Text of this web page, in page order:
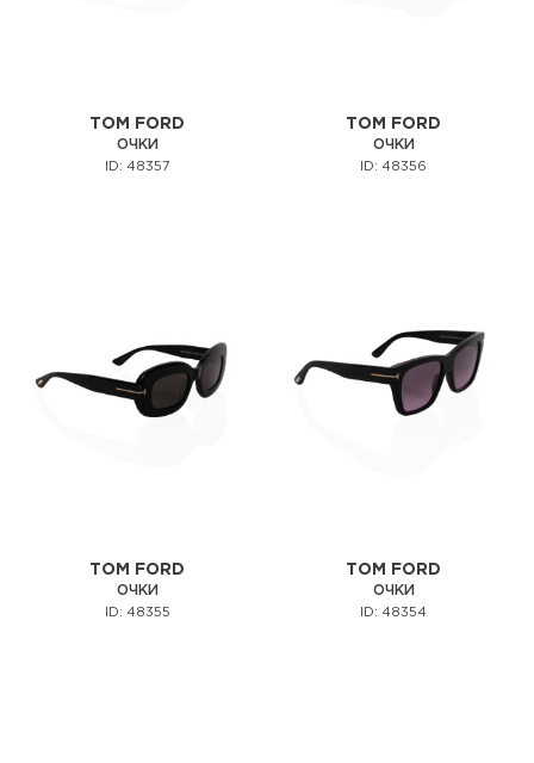
TOM FORD
ОЧКИ
ID: 48357
TOM FORD
ОЧКИ
ID: 48356
TOM FORD
ОЧКИ
ID: 48355
TOM FORD
ОЧКИ
ID: 48354